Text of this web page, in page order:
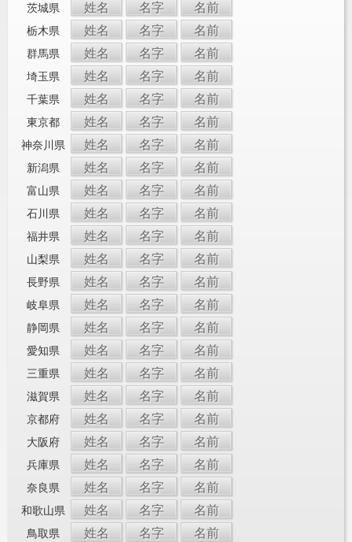
茨城県 姓名 名字 名前
栃木県 姓名 名字 名前
群馬県 姓名 名字 名前
埼玉県 姓名 名字 名前
千葉県 姓名 名字 名前
東京都 姓名 名字 名前
神奈川県 姓名 名字 名前
新潟県 姓名 名字 名前
富山県 姓名 名字 名前
石川県 姓名 名字 名前
福井県 姓名 名字 名前
山梨県 姓名 名字 名前
長野県 姓名 名字 名前
岐阜県 姓名 名字 名前
静岡県 姓名 名字 名前
愛知県 姓名 名字 名前
三重県 姓名 名字 名前
滋賀県 姓名 名字 名前
京都府 姓名 名字 名前
大阪府 姓名 名字 名前
兵庫県 姓名 名字 名前
奈良県 姓名 名字 名前
和歌山県 姓名 名字 名前
鳥取県 姓名 名字 名前